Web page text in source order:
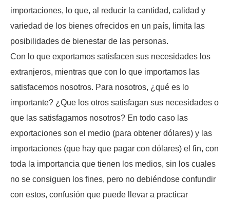
importaciones, lo que, al reducir la cantidad, calidad y
variedad de los bienes ofrecidos en un país, limita las
posibilidades de bienestar de las personas.
Con lo que exportamos satisfacen sus necesidades los
extranjeros, mientras que con lo que importamos las
satisfacemos nosotros. Para nosotros, ¿qué es lo
importante? ¿Que los otros satisfagan sus necesidades o
que las satisfagamos nosotros? En todo caso las
exportaciones son el medio (para obtener dólares) y las
importaciones (que hay que pagar con dólares) el fin, con
toda la importancia que tienen los medios, sin los cuales
no se consiguen los fines, pero no debiéndose confundir
con estos, confusión que puede llevar a practicar